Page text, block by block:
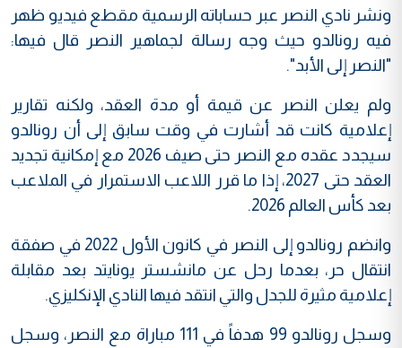
ونشر نادي النصر عبر حساباته الرسمية مقطع فيديو ظهر
فيه رونالدو حيث وجه رسالة لجماهير النصر قال فيها:
"النصر إلى الأبد".
ولم يعلن النصر عن قيمة أو مدة العقد، ولكنه تقارير
إعلامية كانت قد أشارت في وقت سابق إلى أن رونالدو
سيجدد عقده مع النصر حتى صيف 2026 مع إمكانية تجديد
العقد حتى 2027، إذا ما قرر اللاعب الاستمرار في الملاعب
بعد كأس العالم 2026.
وانضم رونالدو إلى النصر في كانون الأول 2022 في صفقة
انتقال حر، بعدما رحل عن مانشستر يونايتد بعد مقابلة
إعلامية مثيرة للجدل والتي انتقد فيها النادي الإنكليزي.
وسجل رونالدو 99 هدفاً في 111 مباراة مع النصر، وسجل